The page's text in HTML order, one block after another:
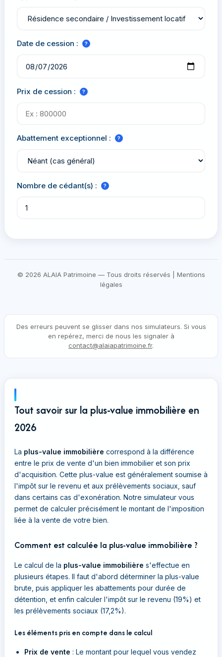
Date de cession : ?
Prix de cession : ?
Abattement exceptionnel : ?
Nombre de cédant(s) : ?
© 2026 ALAIA Patrimoine — Tous droits réservés | Mentions
légales
Des erreurs peuvent se glisser dans nos simulateurs. Si vous
en repérez, merci de nous les signaler à
contact@alaiapatrimoine.fr.
Tout savoir sur la plus-value immobilière en
2026
La plus-value immobilière correspond à la différence
entre le prix de vente d'un bien immobilier et son prix
d'acquisition. Cette plus-value est généralement soumise à
l'impôt sur le revenu et aux prélèvements sociaux, sauf
dans certains cas d'exonération. Notre simulateur vous
permet de calculer précisément le montant de l'imposition
liée à la vente de votre bien.
Comment est calculée la plus-value immobilière ?
Le calcul de la plus-value immobilière s'effectue en
plusieurs étapes. Il faut d'abord déterminer la plus-value
brute, puis appliquer les abattements pour durée de
détention, et enfin calculer l'impôt sur le revenu (19%) et
les prélèvements sociaux (17,2%).
Les éléments pris en compte dans le calcul
Prix de vente : Le montant pour lequel vous vendez